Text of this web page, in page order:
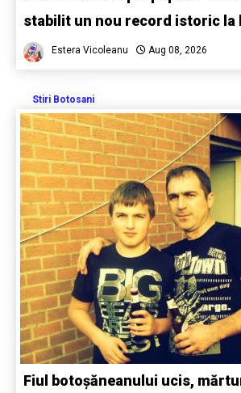
stabilit un nou record istoric la
Estera Vicoleanu Aug 08, 2026
Stiri Botosani
Fiul botoșăneanului ucis,